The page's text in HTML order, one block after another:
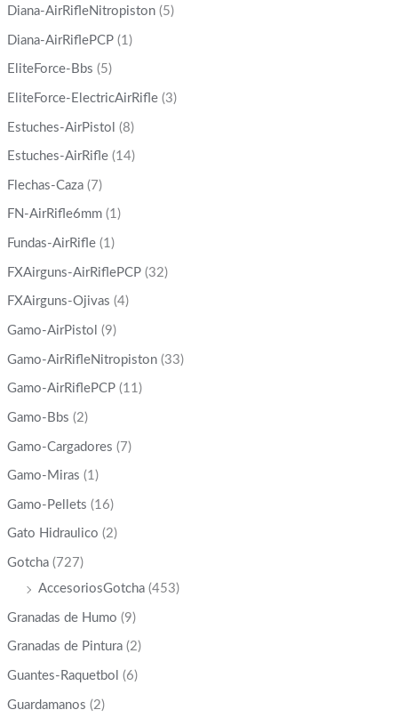
Diana-AirRifleNitropiston (5)
Diana-AirRiflePCP (1)
EliteForce-Bbs (5)
EliteForce-ElectricAirRifle (3)
Estuches-AirPistol (8)
Estuches-AirRifle (14)
Flechas-Caza (7)
FN-AirRifle6mm (1)
Fundas-AirRifle (1)
FXAirguns-AirRiflePCP (32)
FXAirguns-Ojivas (4)
Gamo-AirPistol (9)
Gamo-AirRifleNitropiston (33)
Gamo-AirRiflePCP (11)
Gamo-Bbs (2)
Gamo-Cargadores (7)
Gamo-Miras (1)
Gamo-Pellets (16)
Gato Hidraulico (2)
Gotcha (727)
AccesoriosGotcha (453)
Granadas de Humo (9)
Granadas de Pintura (2)
Guantes-Raquetbol (6)
Guardamanos (2)